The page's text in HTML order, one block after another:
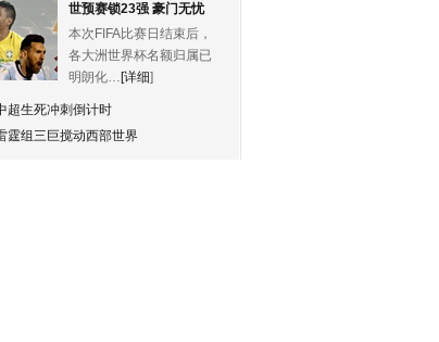
世预赛锁23强 豪门无忧
本次FIFA比赛日结束后，
各大洲世界杯名额归属已
明朗化… [详细]
超生死冲刺倒计时
霆组三巨搅动西部世界